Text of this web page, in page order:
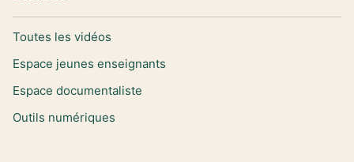
Toutes les vidéos
Espace jeunes enseignants
Espace documentaliste
Outils numériques